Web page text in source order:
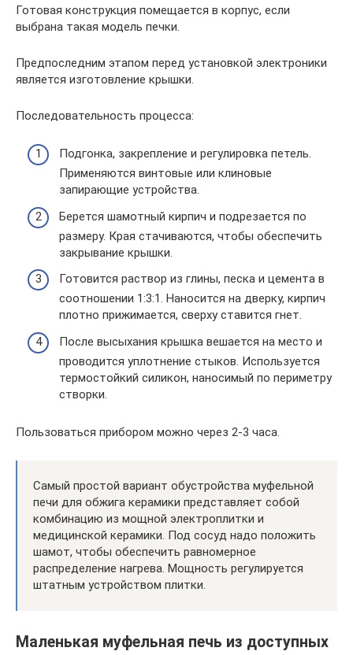
Готовая конструкция помещается в корпус, если
выбрана такая модель печки.
Предпоследним этапом перед установкой электроники
является изготовление крышки.
Последовательность процесса:
Подгонка, закрепление и регулировка петель.
Применяются винтовые или клиновые
запирающие устройства.
Берется шамотный кирпич и подрезается по
размеру. Края стачиваются, чтобы обеспечить
закрывание крышки.
Готовится раствор из глины, песка и цемента в
соотношении 1:3:1. Наносится на дверку, кирпич
плотно прижимается, сверху ставится гнет.
После высыхания крышка вешается на место и
проводится уплотнение стыков. Используется
термостойкий силикон, наносимый по периметру
створки.
Пользоваться прибором можно через 2-3 часа.
Самый простой вариант обустройства муфельной
печи для обжига керамики представляет собой
комбинацию из мощной электроплитки и
медицинской керамики. Под сосуд надо положить
шамот, чтобы обеспечить равномерное
распределение нагрева. Мощность регулируется
штатным устройством плитки.
Маленькая муфельная печь из доступных